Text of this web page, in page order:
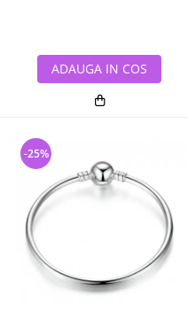
ADAUGA IN COS
-25%